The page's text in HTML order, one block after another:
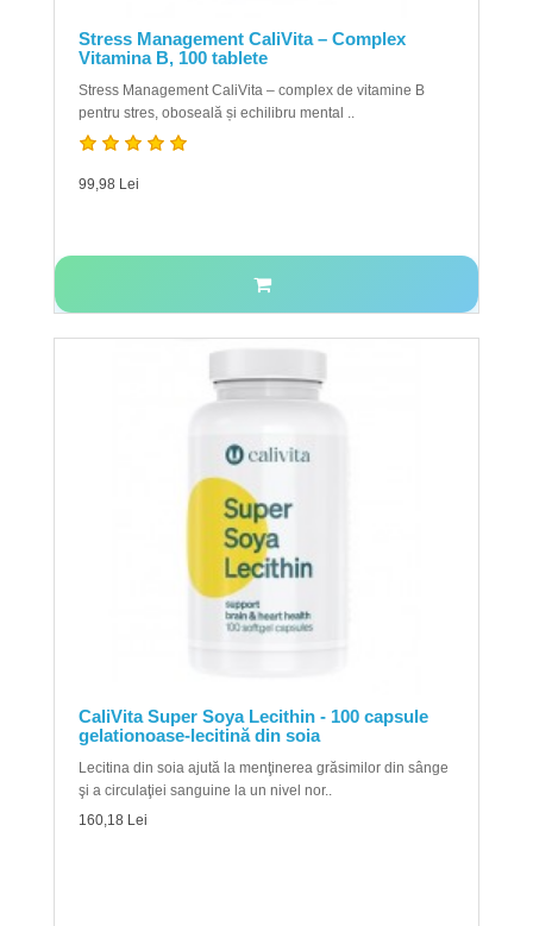
Stress Management CaliVita – Complex
Vitamina B, 100 tablete
Stress Management CaliVita – complex de vitamine B
pentru stres, oboseală și echilibru mental ..
99,98 Lei
CaliVita Super Soya Lecithin - 100 capsule
gelationoase-lecitină din soia
Lecitina din soia ajută la menţinerea grăsimilor din sânge
şi a circulaţiei sanguine la un nivel nor..
160,18 Lei